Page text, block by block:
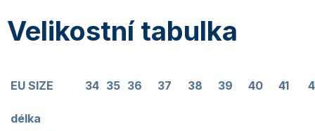
Velikostní tabulka
EU SIZE 34 35 36 37 38 39 40 41
délka